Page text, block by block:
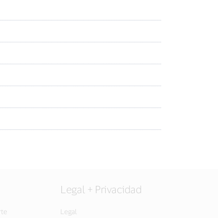
Legal + Privacidad
Legal